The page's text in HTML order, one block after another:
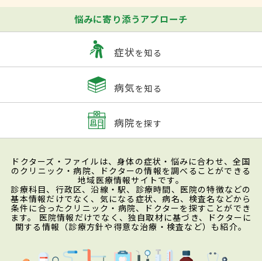
悩みに寄り添うアプローチ
症状を知る
病気を知る
病院を探す
ドクターズ・ファイルは、身体の症状・悩みに合わせ、全国
のクリニック・病院、ドクターの情報を調べることができる
地域医療情報サイトです。
診療科目、行政区、沿線・駅、診療時間、医院の特徴などの
基本情報だけでなく、気になる症状、病名、検査名などから
条件に合ったクリニック・病院、ドクターを探すことができ
ます。 医院情報だけでなく、独自取材に基づき、ドクターに
関する情報（診療方針や得意な治療・検査など）も紹介。